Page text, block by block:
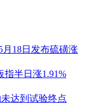
月18日发布硫磺涨
半日涨1.91%
达到试验终点